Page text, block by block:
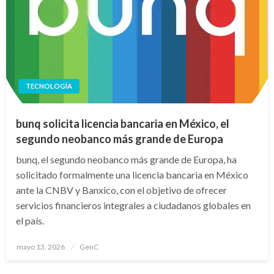
TECNOLOGÍA
bunq solicita licencia bancaria en México, el
segundo neobanco más grande de Europa
bunq, el segundo neobanco más grande de Europa, ha
solicitado formalmente una licencia bancaria en México
ante la CNBV y Banxico, con el objetivo de ofrecer
servicios financieros integrales a ciudadanos globales en
el país.
Publicado
mayo 13, 2026 GenC